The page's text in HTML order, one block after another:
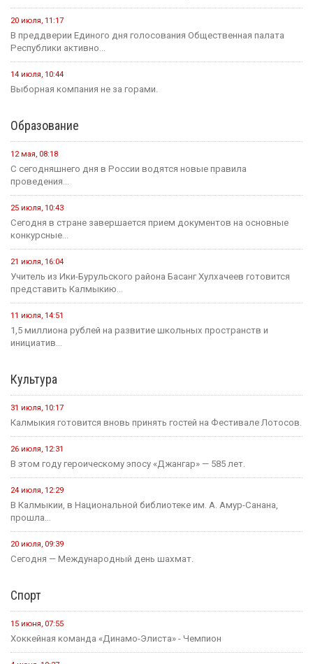
20 июля, 11:17
В преддверии Единого дня голосования Общественная палата
Республики активно...
14 июля, 10:44
Выборная компания не за горами.
Образование
12 мая, 08:18
С сегодняшнего дня в России водятся новые правила
проведения...
25 июля, 10:43
Сегодня в стране завершается прием документов на основные
конкурсные...
21 июля, 16:04
Учитель из Ики-Бурульского района Басанг Хулхачеев готовится
представить Калмыкию...
11 июля, 14:51
1,5 миллиона рублей на развитие школьных пространств и
инициатив...
Культура
31 июля, 10:17
Калмыкия готовится вновь принять гостей на Фестивале Лотосов.
26 июля, 12:31
В этом году героическому эпосу «Джангар» — 585 лет.
24 июля, 12:29
В Калмыкии, в Национальной библиотеке им. А. Амур-Санана,
прошла...
20 июля, 09:39
Сегодня — Международный день шахмат.
Спорт
15 июня, 07:55
Хоккейная команда «Динамо-Элиста» - Чемпион